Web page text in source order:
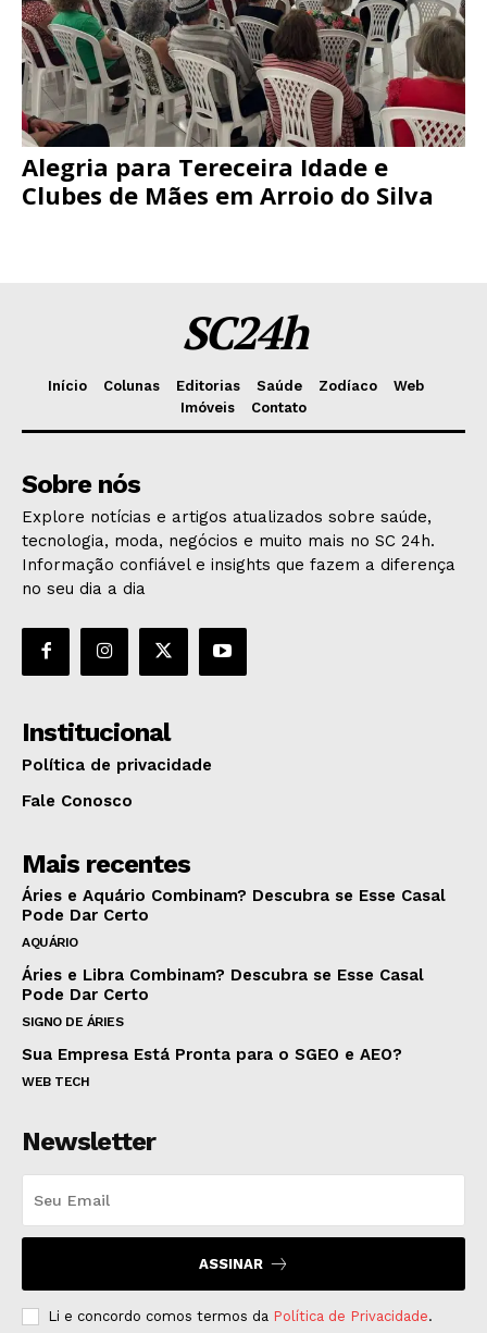
Alegria para Tereceira Idade e
Clubes de Mães em Arroio do Silva
SC24h
Início Colunas Editorias Saúde Zodíaco
Web
Imóveis
Contato
Sobre nós
Explore notícias e artigos atualizados sobre saúde,
tecnologia, moda, negócios e muito mais no SC 24h.
Informação confiável e insights que fazem a diferença
no seu dia a dia
Institucional
Política de privacidade
Fale Conosco
Mais recentes
Áries e Aquário Combinam? Descubra se Esse Casal
Pode Dar Certo
AQUÁRIO
Áries e Libra Combinam? Descubra se Esse Casal
Pode Dar Certo
SIGNO DE ÁRIES
Sua Empresa Está Pronta para o SGEO e AEO?
WEB TECH
Newsletter
ASSINAR
Li e concordo comos termos da Política de Privacidade.